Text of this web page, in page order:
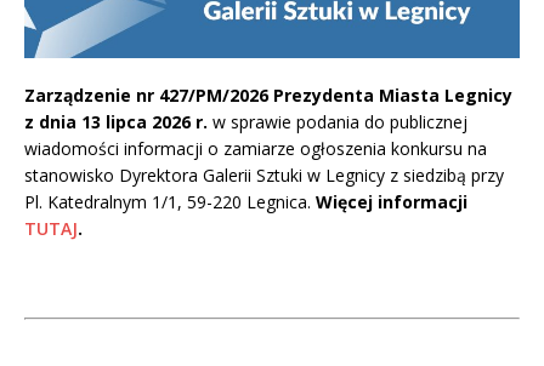
Zarządzenie nr 427/PM/2026 Prezydenta Miasta Legnicy
z dnia 13 lipca 2026 r. w sprawie podania do publicznej
wiadomości informacji o zamiarze ogłoszenia konkursu na
stanowisko Dyrektora Galerii Sztuki w Legnicy z siedzibą przy
Pl. Katedralnym 1/1, 59-220 Legnica. Więcej informacji
TUTAJ.